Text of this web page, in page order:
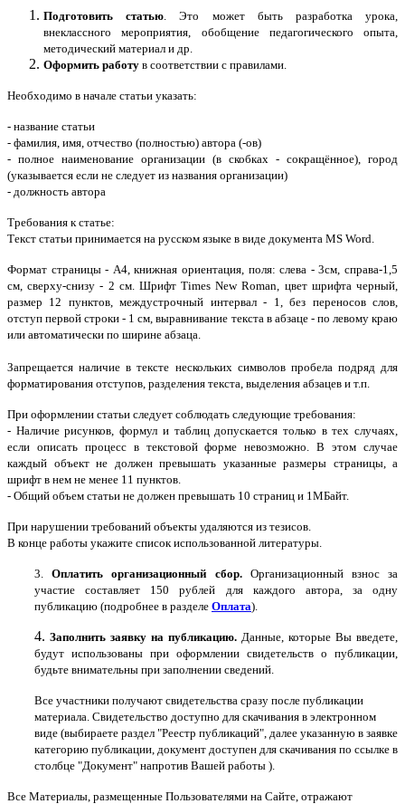
Подготовить статью . Это может быть разработка урока,
внеклассного мероприятия, обобщение педагогического опыта,
методический материал и др.
Оформить работу в соответствии с правилами.
Необходимо в начале статьи указать:
- название статьи
- фамилия, имя, отчество (полностью) автора (-ов)
- полное наименование организации (в скобках - сокращённое), город
(указывается если не следует из названия организации)
- должность автора
Требования к статье:
Текст статьи принимается на русском языке в виде документа MS Word.
Формат страницы - А4, книжная ориентация, поля: слева - 3см, справа-1,5
см, сверху-снизу - 2 см. Шрифт Times New Roman, цвет шрифта черный,
размер 12 пунктов, междустрочный интервал - 1, без переносов слов,
отступ первой строки - 1 см, выравнивание текста в абзаце - по левому краю
или автоматически по ширине абзаца.
Запрещается наличие в тексте нескольких символов пробела подряд для
форматирования отступов, разделения текста, выделения абзацев и т.п.
При оформлении статьи следует соблюдать следующие требования:
- Наличие рисунков, формул и таблиц допускается только в тех случаях,
если описать процесс в текстовой форме невозможно. В этом случае
каждый объект не должен превышать указанные размеры страницы, а
шрифт в нем не менее 11 пунктов.
- Общий объем статьи не должен превышать 10 страниц и 1МБайт.
При нарушении требований объекты удаляются из тезисов.
В конце работы укажите список использованной литературы.
3. Оплатить организационный сбор.
Организационный взнос за
участие составляет 150 рублей для каждого автора, за одну
публикацию (подробнее в разделе Оплата).
4. Заполнить заявку на публикацию. Данные, которые Вы введете,
будут использованы при оформлении свидетельств о публикации,
будьте внимательны при заполнении сведений.
Все участники получают свидетельства сразу после публикации
материала. Свидетельство доступно для скачивания в электронном
виде (выбираете раздел "Реестр публикаций", далее указанную в заявке
категорию публикации, документ доступен для скачивания по ссылке в
столбце "Документ" напротив Вашей работы ).
Все Материалы, размещенные Пользователями на Сайте, отражают